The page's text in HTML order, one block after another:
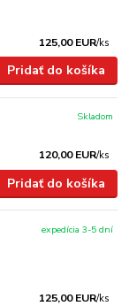
125,00 EUR/ks
Pridať do košíka
120,00 EUR/ks
Skladom
Pridať do košíka
125,00 EUR/ks
expedícia 3-5 dní